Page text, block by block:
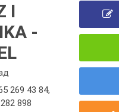
I
-
269 43 84,
898